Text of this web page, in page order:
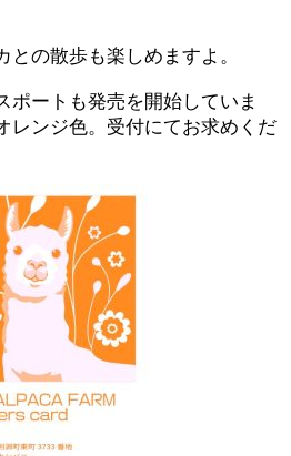
の散歩も楽しめますよ。
ポートも発売を開始していま
レンジ色。受付にてお求めくだ